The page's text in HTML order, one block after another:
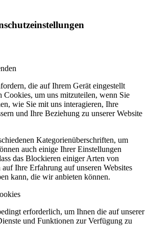
die auf Ihrem Gerät eingestellt
Cookies, um uns mitzuteilen, wenn Sie
wie Sie mit uns interagieren, Ihre
und Ihre Beziehung zu unserer Website
Kategorienüberschriften, um
auch einige Ihrer Einstellungen
das Blockieren einiger Arten von
Ihre Erfahrung auf unseren Websites
kann, die wir anbieten können.
erforderlich, um Ihnen die auf unserer
und Funktionen zur Verfügung zu